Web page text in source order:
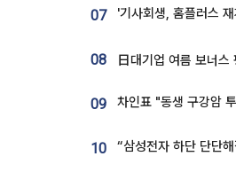
07 '기사회생, 홈플러스
08
09
10